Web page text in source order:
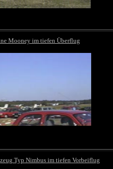
Mooney im tiefen Überflug
Typ Nimbus im tiefen Vorbeiflug